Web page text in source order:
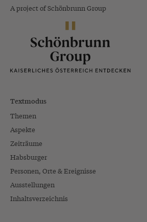
A project of Schönbrunn Group
Textmodus
Themen
Aspekte
Zeiträume
Habsburger
Personen, Orte & Ereignisse
Ausstellungen
Inhaltsverzeichnis